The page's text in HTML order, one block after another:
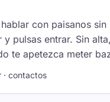
con paisanos
pulsas entrar. Sin
te apetezca meter
· contactos